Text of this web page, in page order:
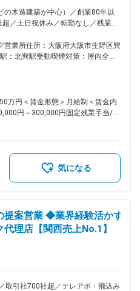
の木造建築が中心）／創業80年以
／土日祝休み／転勤なし／残業月
て、建築事務をお任せいたします。
じめ、発注書作成、発注依頼、仕
を円滑に進めるための様々な業務を
施工管理、メーカー、お客様との
材・照明が中心です。 ■業務詳
・メーカーへの商品・仕様確認 ・
＜ご経験あれば尚良
作成 ・発注・納期管理 ・パナソニ
機器のプランニング ・パナソニッ
CADの使用経験 ・工事に関する
サポート体制も充実しており、商品
ながら長期的にキャリアを築けま
を深めることができます。デスクワ
ニングや商品提案などにも携われ
営業所住所：大阪府大阪市生野区巽
：北巽駅受動喫煙対策：屋内全面
める事業所
万円＜賃金形態＞月給制＜賃金内
円～300,000円固定残業手当/
（7月／12月）■昇給：年1回（7
扶養手当、勤続手当、資格手当あ
万円／月給28万円（32歳・主
一般）賃金はあくまでも目安の金
下する可能性があります。月給(月
です。
気になる
提案営業 ◆業界経験活かす
理店【関西売上No.1】
取引社700社超／テレアポ・飛込み